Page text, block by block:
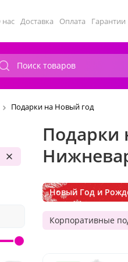
нас Доставка Оплата Гарантии
Подарки на Новый год
Подарки
Новый Год и
Корпоративные